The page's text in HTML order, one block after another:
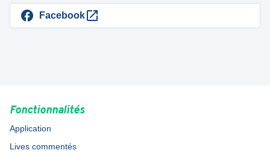
Facebook
Fonctionnalités
Application
Lives commentés